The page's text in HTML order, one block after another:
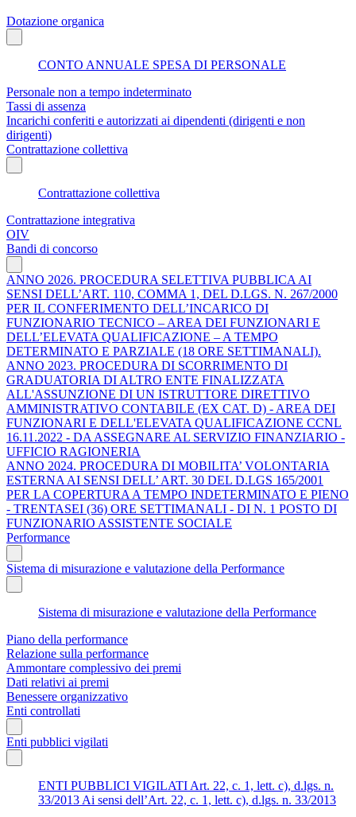
Dotazione organica
CONTO ANNUALE SPESA DI PERSONALE
Personale non a tempo indeterminato
Tassi di assenza
Incarichi conferiti e autorizzati ai dipendenti (dirigenti e non
dirigenti)
Contrattazione collettiva
Contrattazione collettiva
Contrattazione integrativa
OIV
Bandi di concorso
ANNO 2026. PROCEDURA SELETTIVA PUBBLICA AI
SENSI DELL’ART. 110, COMMA 1, DEL D.LGS. N. 267/2000
PER IL CONFERIMENTO DELL’INCARICO DI
FUNZIONARIO TECNICO – AREA DEI FUNZIONARI E
DELL’ELEVATA QUALIFICAZIONE – A TEMPO
DETERMINATO E PARZIALE (18 ORE SETTIMANALI).
ANNO 2023. PROCEDURA DI SCORRIMENTO DI
GRADUATORIA DI ALTRO ENTE FINALIZZATA
ALL'ASSUNZIONE DI UN ISTRUTTORE DIRETTIVO
AMMINISTRATIVO CONTABILE (EX CAT. D) - AREA DEI
FUNZIONARI E DELL'ELEVATA QUALIFICAZIONE CCNL
16.11.2022 - DA ASSEGNARE AL SERVIZIO FINANZIARIO -
UFFICIO RAGIONERIA
ANNO 2024. PROCEDURA DI MOBILITA’ VOLONTARIA
ESTERNA AI SENSI DELL’ ART. 30 DEL D.LGS 165/2001
PER LA COPERTURA A TEMPO INDETERMINATO E PIENO
- TRENTASEI (36) ORE SETTIMANALI - DI N. 1 POSTO DI
FUNZIONARIO ASSISTENTE SOCIALE
Performance
Sistema di misurazione e valutazione della Performance
Sistema di misurazione e valutazione della Performance
Piano della performance
Relazione sulla performance
Ammontare complessivo dei premi
Dati relativi ai premi
Benessere organizzativo
Enti controllati
Enti pubblici vigilati
ENTI PUBBLICI VIGILATI Art. 22, c. 1, lett. c), d.lgs. n.
33/2013 Ai sensi dell’Art. 22, c. 1, lett. c), d.lgs. n. 33/2013